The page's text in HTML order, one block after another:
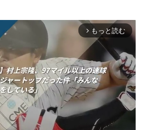
arrow_forward_ios もっと読む